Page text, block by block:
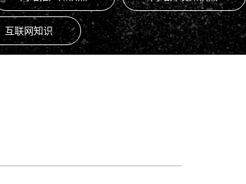
互联网知识